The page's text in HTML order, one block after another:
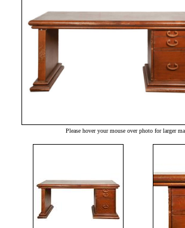
Please hover your mouse over photo for larger